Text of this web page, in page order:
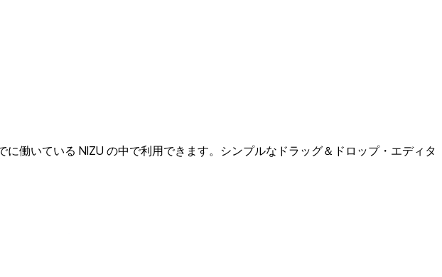
働いている NIZU の中で利用できます。シンプルなドラッグ＆ドロップ・エディタ